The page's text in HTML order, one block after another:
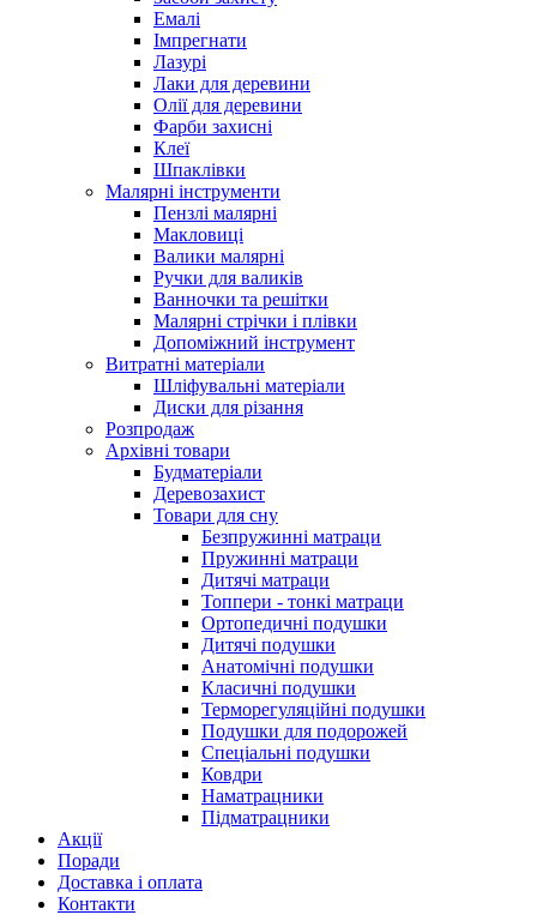
Емалі
Імпрегнати
Лазурі
Лаки для деревини
Олії для деревини
Фарби захисні
Клеї
Шпаклівки
Малярні інструменти
Пензлі малярні
Макловиці
Валики малярні
Ручки для валиків
Ванночки та решітки
Малярні стрічки і плівки
Допоміжний інструмент
Витратні матеріали
Шліфувальні матеріали
Диски для різання
Розпродаж
Архівні товари
Будматеріали
Деревозахист
Товари для сну
Безпружинні матраци
Пружинні матраци
Дитячі матраци
Топпери - тонкі матраци
Ортопедичні подушки
Дитячі подушки
Анатомічні подушки
Класичні подушки
Терморегуляційні подушки
Подушки для подорожей
Спеціальні подушки
Ковдри
Наматрацники
Підматрацники
Акції
Поради
Доставка і оплата
Контакти